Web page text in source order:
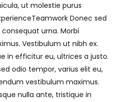
ut molestie purus
Donec sed
urna. Morbi
Vestibulum ut nibh ex.
in efficitur eu, ultrices a justo.
odio tempor, varius elit eu,
vestibulum maximus.
nulla ante, tristique in